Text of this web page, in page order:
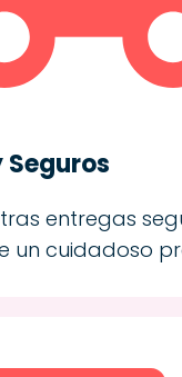
Seguros
entregas
un cuidadoso